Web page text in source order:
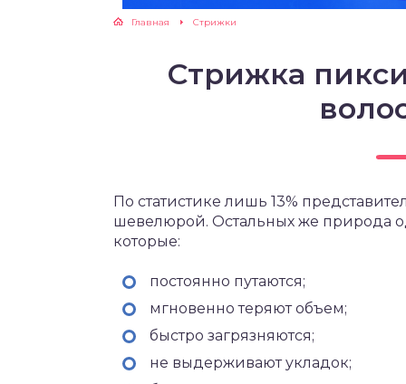
Главная Cтрижки
Стрижка
По статистике лишь 13%
шевелюрой. Остальных же природа
которые:
постоянно путаются;
мгновенно теряют объем;
быстро загрязняются;
не выдерживают укладок;